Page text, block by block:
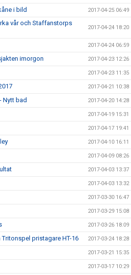
i bild 2017-04-25 06:49
vår och Staffanstorps
2017-04-24 18:20
2017-04-24 06:59
imorgon 2017-04-23 12:26
2017-04-23 11:35
2017-04-21 10:38
Nytt bad 2017-04-20 14:28
2017-04-19 15:31
2017-04-17 19:41
2017-04-10 16:11
2017-04-09 08:26
2017-04-03 13:37
2017-04-03 13:32
2017-03-30 16:47
2017-03-29 15:08
2017-03-26 18:09
pristagare HT-16 2017-03-24 18:28
2017-03-21 15:35
2017-03-17 10:29